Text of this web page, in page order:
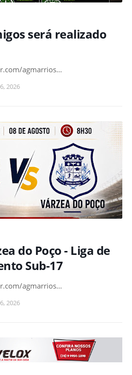
será realizado
agmarrios…
2026
do Poço - Liga de
Sub-17
agmarrios…
2026